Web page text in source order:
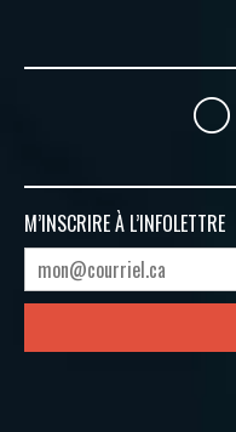
M’INSCRIRE À L’INFOLETTRE